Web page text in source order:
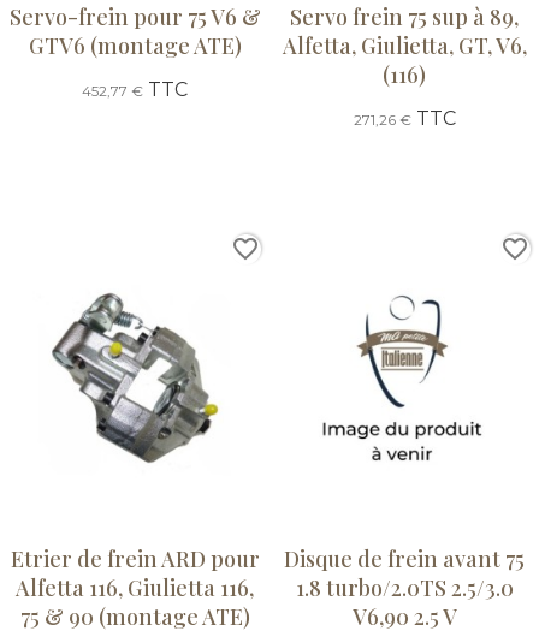
Servo-frein pour 75 V6 &
GTV6 (montage ATE)
452,77 € TTC
Servo frein 75 sup à 89,
Alfetta, Giulietta, GT, V6,
(116)
271,26 €TTC
Etrier de frein ARD pour
Alfetta 116, Giulietta 116,
75 & 90 (montage ATE)
favorite_border
Disque de frein avant 75
1.8 turbo/2.0TS 2.5/3.0
V6,90 2.5 V
favorite_border